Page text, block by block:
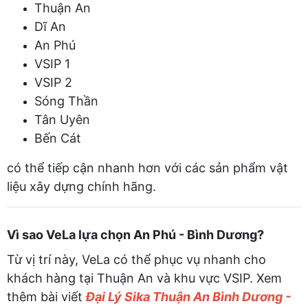
Thuận An
Dĩ An
An Phú
VSIP 1
VSIP 2
Sóng Thần
Tân Uyên
Bến Cát
có thể tiếp cận nhanh hơn với các sản phẩm vật
liệu xây dựng chính hãng.
Vì sao VeLa lựa chọn An Phú - Bình Dương?
Từ vị trí này, VeLa có thể phục vụ nhanh cho
khách hàng tại Thuận An và khu vực VSIP. Xem
thêm bài viếtĐại Lý Sika Thuận An Bình Dương -